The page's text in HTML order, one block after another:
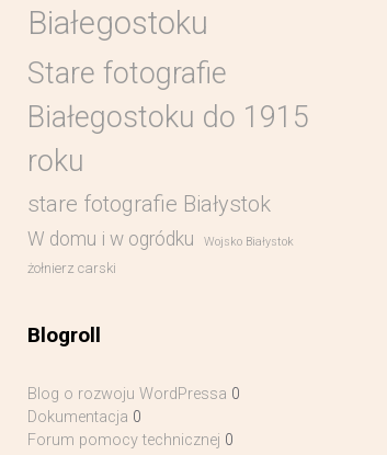
Białegostoku
Stare fotografie
Białegostoku do 1915
roku
stare fotografie Białystok
W domu i w ogródku Wojsko Białystok
żołnierz carski
Blogroll
Blog o rozwoju WordPressa 0
Dokumentacja 0
Forum pomocy technicznej 0